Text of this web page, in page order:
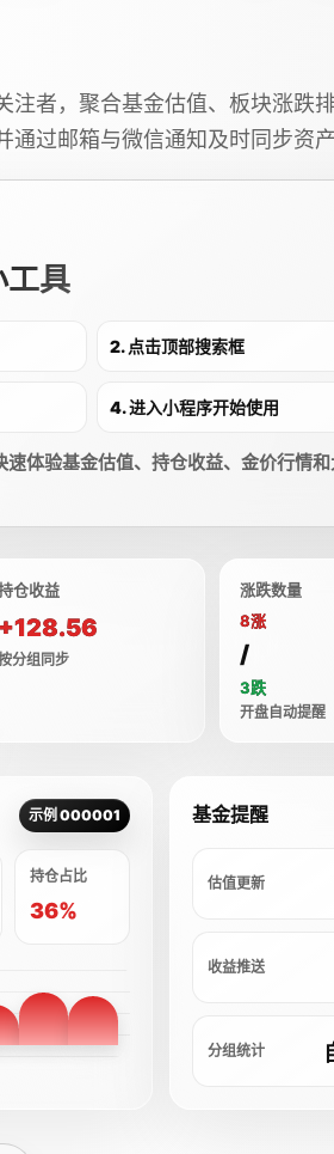
注者，聚合基金估值、板块涨跌
过邮箱与微信通知及时同步资产
工具
2. 点击顶部搜索框
4. 进入小程序开始使用
体验基金估值、持仓收益、金价行情
仓收益
+128.56
分组同步
涨跌数量
8涨
/
3跌
开盘自动提醒
示例 000001
持仓占比
36%
基金提醒
估值更新
收益推送
分组统计